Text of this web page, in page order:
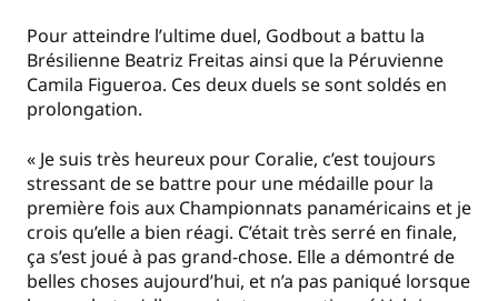
Pour atteindre l’ultime duel, Godbout a battu la
Brésilienne Beatriz Freitas ainsi que la Péruvienne
Camila Figueroa. Ces deux duels se sont soldés en
prolongation.
« Je suis très heureux pour Coralie, c’est toujours
stressant de se battre pour une médaille pour la
première fois aux Championnats panaméricains et je
crois qu’elle a bien réagi. C’était très serré en finale,
ça s’est joué à pas grand-chose. Elle a démontré de
belles choses aujourd’hui, et n’a pas paniqué lorsque